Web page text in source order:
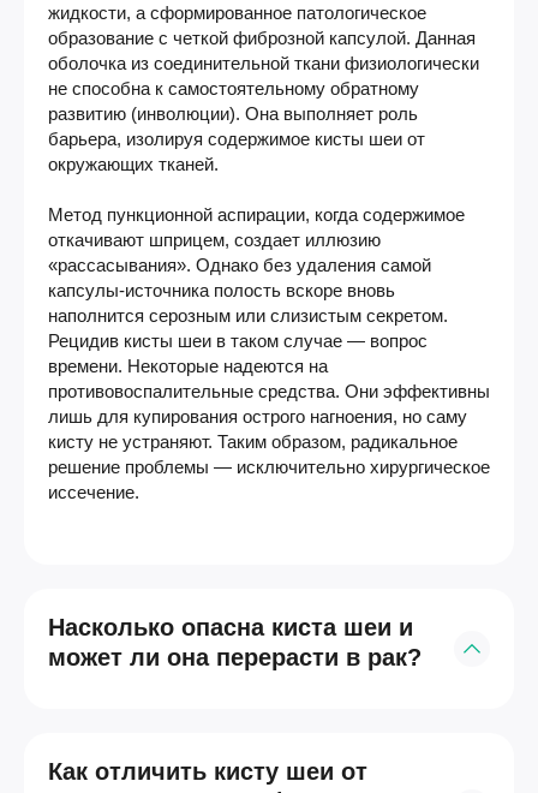
жидкости, а сформированное патологическое
образование с четкой фиброзной капсулой. Данная
оболочка из соединительной ткани физиологически
не способна к самостоятельному обратному
развитию (инволюции). Она выполняет роль
барьера, изолируя содержимое кисты шеи от
окружающих тканей.
Метод пункционной аспирации, когда содержимое
откачивают шприцем, создает иллюзию
«рассасывания». Однако без удаления самой
капсулы-источника полость вскоре вновь
наполнится серозным или слизистым секретом.
Рецидив кисты шеи в таком случае — вопрос
времени. Некоторые надеются на
противовоспалительные средства. Они эффективны
лишь для купирования острого нагноения, но саму
кисту не устраняют. Таким образом, радикальное
решение проблемы — исключительно хирургическое
иссечение.
Насколько опасна киста шеи и
может ли она перерасти в рак?
острое воспаление с нагноением, формированием
Как отличить кисту шеи от